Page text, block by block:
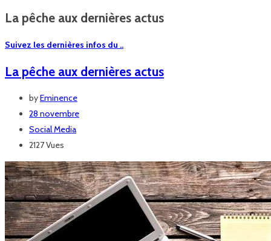
La pêche aux dernières actus
Suivez les dernières infos du ..
La pêche aux dernières actus
byEminence
28 novembre
Social Media
2127 Vues